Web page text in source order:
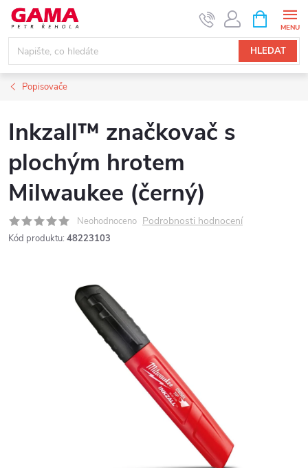
Přejít
obsah
HLEDAT
NÁKUPNÍ
KOŠÍK
Popisovače
Inkzall™ značkovač s
plochým hrotem
Milwaukee (černý)
Neohodnoceno Podrobnosti hodnocení
Kód produktu: 48223103